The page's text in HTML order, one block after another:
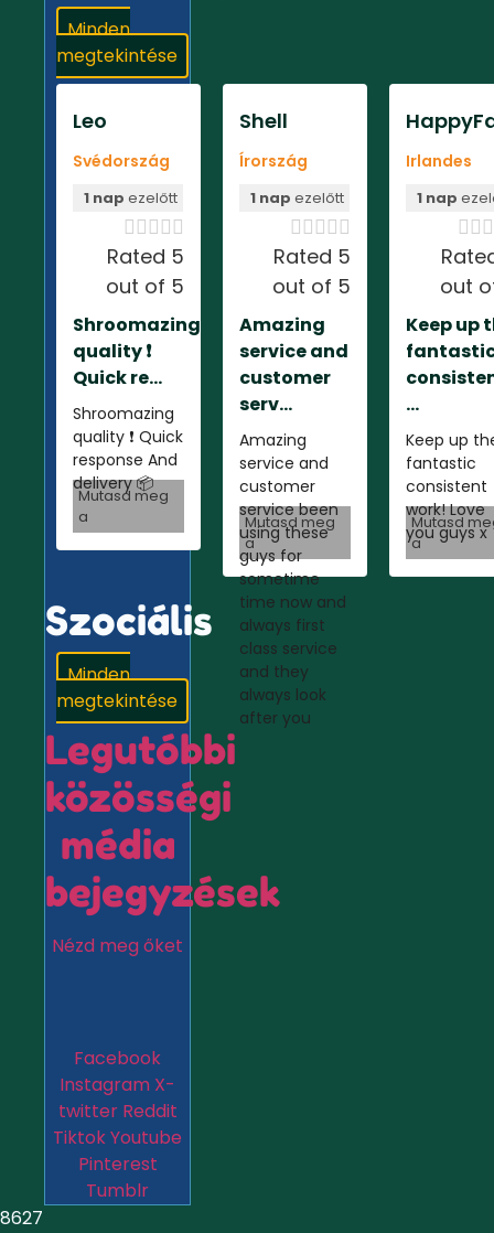
Minden
megtekintése
Leo
Svédország
1 nap ezelőtt

Rated 5
out of 5
Shroomazing
quality ❗️
Quick re...
Shroomazing
quality ❗️ Quick
response And
delivery 📦
Mutasd meg
a
Shell
Írország
1 nap ezelőtt

Rated 5
out of 5
Amazing
service and
customer
serv...
Amazing
service and
customer
service been
using these
guys for
sometime
time now and
always first
class service
and they
always look
after you
Mutasd meg
a
Irlandes
1 nap

out
Keep up
...
Keep up
fantastic
consistent
work! Love
you guys x
Mutasd
a
Szociális
Minden
megtekintése
Legutóbbi
közösségi
média
bejegyzések
Nézd meg őket
Facebook
Instagram X-
twitter Reddit
TiktokYoutube
Pinterest
Tumblr
8627